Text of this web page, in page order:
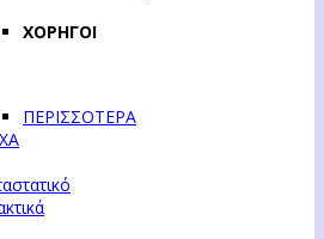
ΧΟΡΗΓΟΙ
ΠΕΡΙΣΣΟΤΕΡΑ